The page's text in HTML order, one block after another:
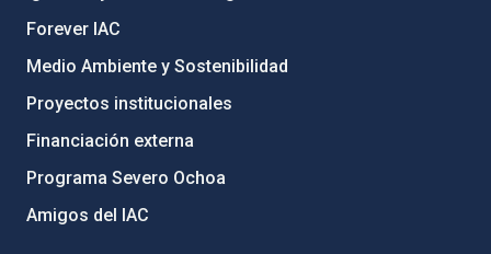
Forever IAC
Medio Ambiente y Sostenibilidad
Proyectos institucionales
Financiación externa
Programa Severo Ochoa
Amigos del IAC